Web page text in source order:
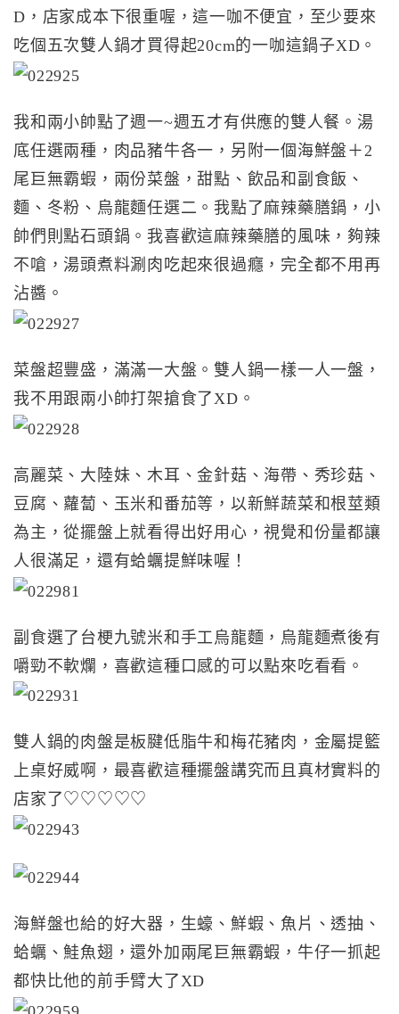
D，店家成本下很重喔，這一咖不便宜，至少要來
吃個五次雙人鍋才買得起20cm的一咖這鍋子XD。
我和兩小帥點了週一~週五才有供應的雙人餐。湯
底任選兩種，肉品豬牛各一，另附一個海鮮盤＋2
尾巨無霸蝦，兩份菜盤，甜點、飲品和副食飯、
麵、冬粉、烏龍麵任選二。我點了麻辣藥膳鍋，小
帥們則點石頭鍋。我喜歡這麻辣藥膳的風味，夠辣
不嗆，湯頭煮料涮肉吃起來很過癮，完全都不用再
沾醬。
菜盤超豐盛，滿滿一大盤。雙人鍋一樣一人一盤，
我不用跟兩小帥打架搶食了XD。
高麗菜、大陸妹、木耳、金針菇、海帶、秀珍菇、
豆腐、蘿蔔、玉米和番茄等，以新鮮蔬菜和根莖類
為主，從擺盤上就看得出好用心，視覺和份量都讓
人很滿足，還有蛤蠣提鮮味喔！
副食選了台梗九號米和手工烏龍麵，烏龍麵煮後有
嚼勁不軟爛，喜歡這種口感的可以點來吃看看。
雙人鍋的肉盤是板腱低脂牛和梅花豬肉，金屬提籃
上桌好威啊，最喜歡這種擺盤講究而且真材實料的
店家了♡♡♡♡♡
海鮮盤也給的好大器，生蠔、鮮蝦、魚片、透抽、
蛤蠣、鮭魚翅，還外加兩尾巨無霸蝦，牛仔一抓起
都快比他的前手臂大了XD